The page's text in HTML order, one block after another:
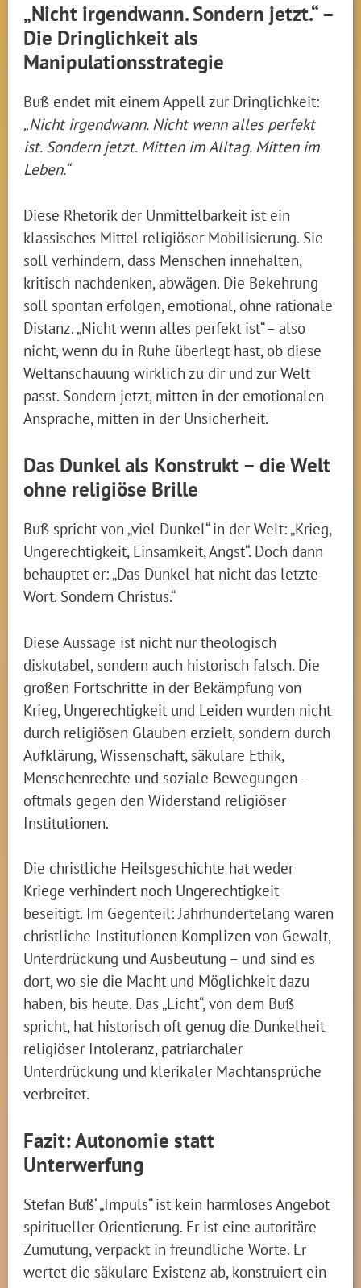
„Nicht irgendwann. Sondern jetzt.“ –
Die Dringlichkeit als
Manipulationsstrategie
Buß endet mit einem Appell zur Dringlichkeit:
„Nicht irgendwann. Nicht wenn alles perfekt
ist. Sondern jetzt. Mitten im Alltag. Mitten im
Leben.“
Diese Rhetorik der Unmittelbarkeit ist ein
klassisches Mittel religiöser Mobilisierung. Sie
soll verhindern, dass Menschen innehalten,
kritisch nachdenken, abwägen. Die Bekehrung
soll spontan erfolgen, emotional, ohne rationale
Distanz. „Nicht wenn alles perfekt ist“ – also
nicht, wenn du in Ruhe überlegt hast, ob diese
Weltanschauung wirklich zu dir und zur Welt
passt. Sondern jetzt, mitten in der emotionalen
Ansprache, mitten in der Unsicherheit.
Das Dunkel als Konstrukt – die Welt
ohne religiöse Brille
Buß spricht von „viel Dunkel“ in der Welt: „Krieg,
Ungerechtigkeit, Einsamkeit, Angst“. Doch dann
behauptet er: „Das Dunkel hat nicht das letzte
Wort. Sondern Christus.“
Diese Aussage ist nicht nur theologisch
diskutabel, sondern auch historisch falsch. Die
großen Fortschritte in der Bekämpfung von
Krieg, Ungerechtigkeit und Leiden wurden nicht
durch religiösen Glauben erzielt, sondern durch
Aufklärung, Wissenschaft, säkulare Ethik,
Menschenrechte und soziale Bewegungen –
oftmals gegen den Widerstand religiöser
Institutionen.
Die christliche Heilsgeschichte hat weder
Kriege verhindert noch Ungerechtigkeit
beseitigt. Im Gegenteil: Jahrhundertelang waren
christliche Institutionen Komplizen von Gewalt,
Unterdrückung und Ausbeutung – und sind es
dort, wo sie die Macht und Möglichkeit dazu
haben, bis heute. Das „Licht“, von dem Buß
spricht, hat historisch oft genug die Dunkelheit
religiöser Intoleranz, patriarchaler
Unterdrückung und klerikaler Machtansprüche
verbreitet.
Fazit: Autonomie statt
Unterwerfung
Stefan Buß‘ „Impuls“ ist kein harmloses Angebot
spiritueller Orientierung. Er ist eine autoritäre
Zumutung, verpackt in freundliche Worte. Er
wertet die säkulare Existenz ab, konstruiert ein